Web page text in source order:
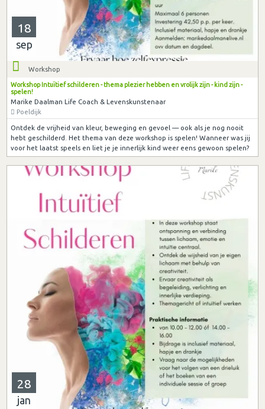
18
sep
Workshop
Workshop Intuïtief schilderen - thema plezier hebben en vrolijk zijn - kind zijn -
spelen!
Marike Daalman Life Coach & Levenskunstenaar
Poeldijk
Ontdek de vrijheid van kleur, beweging en gevoel — ook als je nog nooit
hebt geschilderd. Het thema van deze workshop is spelen! Wanneer was jij
voor het laatst speels en liet je je innerlijk kind weer eens gewoon spelen?
28
jan